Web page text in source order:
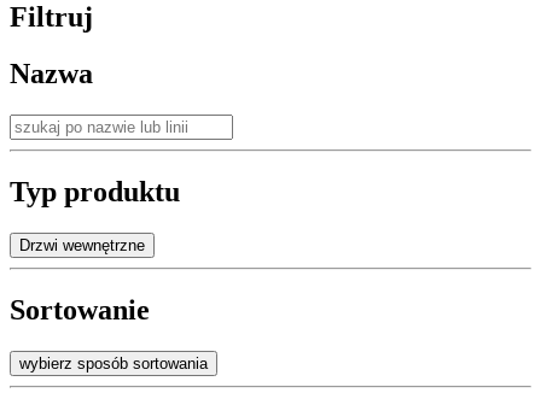
Filtruj
Nazwa
Typ produktu
Drzwi wewnętrzne
Sortowanie
wybierz sposób sortowania